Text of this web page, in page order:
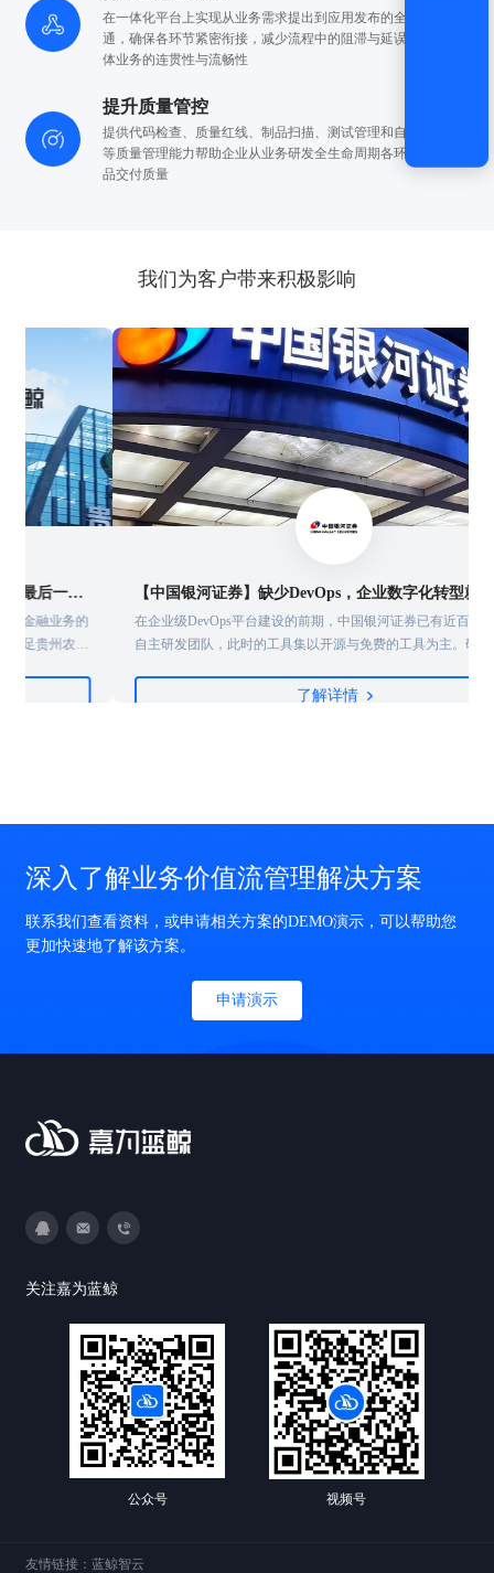
在一体化平台上实现从业务需求提出到应用发布的全流程打
通，确保各环节紧密衔接，减少流程中的阻滞与延误，提升
体业务的连贯性与流畅性
提升质量管控
提供代码检查、质量红线、制品扫描、测试管理和自动化测试
等质量管理能力帮助企业从业务研发全生命周期各环节提升产
品交付质量
我们为客户带来积极影响
【中国银河证券】缺少DevOps，企业数字化转型就是带着脚镣跳舞
在企业级DevOps平台建设的前期，中国银河证券已有近百人规模的
自主研发团队，此时的工具集以开源与免费的工具为主。研发人员自
续性弱的特点，也很少会做业务连续性和工具链集群部署，同时有重
深入了解业务价值流管理解决方案
联系我们查看资料，或申请相关方案的DEMO演示，可以帮助您
更加快速地了解该方案。
申请演示
关注嘉为蓝鲸
公众号 视频号
友情链接：蓝鲸智云